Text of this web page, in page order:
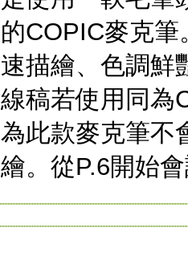
的COPIC麥克
速描繪、色調鮮
線稿若使用同為
為此款麥克筆不
繪。從P.6開始